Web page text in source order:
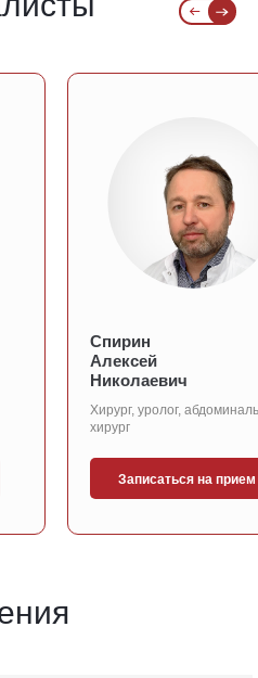
Спирин
Алексей
Николаевич
Хирург, уролог,
хирург
Записаться на прием